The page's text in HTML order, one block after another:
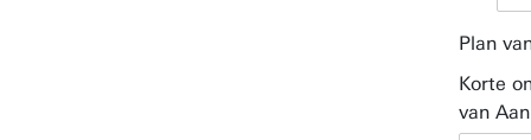
Plan
Korte
van